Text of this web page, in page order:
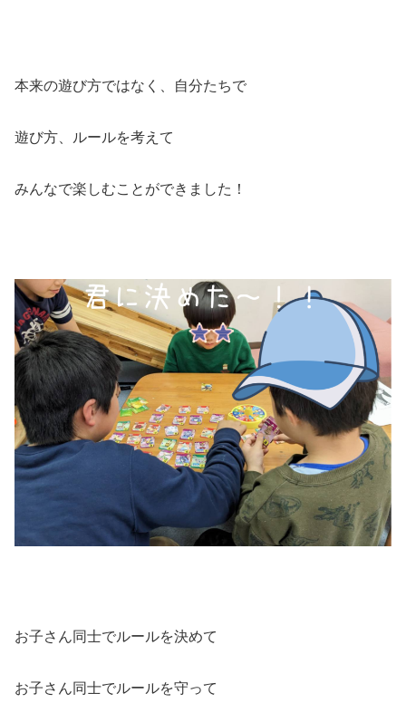
本来の遊び方ではなく、自分たちで
遊び方、ルールを考えて
みんなで楽しむことができました！
お子さん同士でルールを決めて
お子さん同士でルールを守って